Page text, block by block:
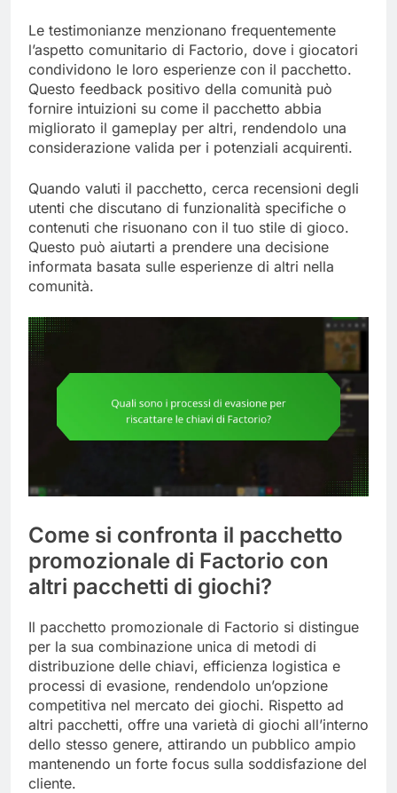
Le testimonianze menzionano frequentemente
l’aspetto comunitario di Factorio, dove i giocatori
condividono le loro esperienze con il pacchetto.
Questo feedback positivo della comunità può
fornire intuizioni su come il pacchetto abbia
migliorato il gameplay per altri, rendendolo una
considerazione valida per i potenziali acquirenti.
Quando valuti il pacchetto, cerca recensioni degli
utenti che discutano di funzionalità specifiche o
contenuti che risuonano con il tuo stile di gioco.
Questo può aiutarti a prendere una decisione
informata basata sulle esperienze di altri nella
comunità.
Come si confronta il pacchetto
promozionale di Factorio con
altri pacchetti di giochi?
Il pacchetto promozionale di Factorio si distingue
per la sua combinazione unica di metodi di
distribuzione delle chiavi, efficienza logistica e
processi di evasione, rendendolo un’opzione
competitiva nel mercato dei giochi. Rispetto ad
altri pacchetti, offre una varietà di giochi all’interno
dello stesso genere, attirando un pubblico ampio
mantenendo un forte focus sulla soddisfazione del
cliente.